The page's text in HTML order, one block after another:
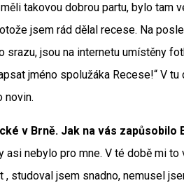
takovou dobrou partu, bylo tam
jsem rád dělal recese. Na
srazu, jsou na internetu umístěny
jméno spolužáka Recese!“ V
novin.
v Brně. Jak na vás zapůsobilo
nebylo pro mne. V té době mi to
studoval jsem snadno, nemusel